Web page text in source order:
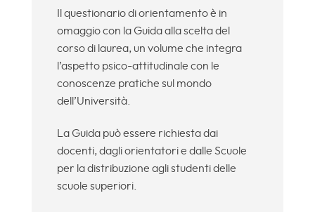
Il questionario di orientamento è in
omaggio con la Guida alla scelta del
corso di laurea, un volume che integra
l’aspetto psico-attitudinale con le
conoscenze pratiche sul mondo
dell’Università.
La Guida può essere richiesta dai
docenti, dagli orientatori e dalle Scuole
per la distribuzione agli studenti delle
scuole superiori.